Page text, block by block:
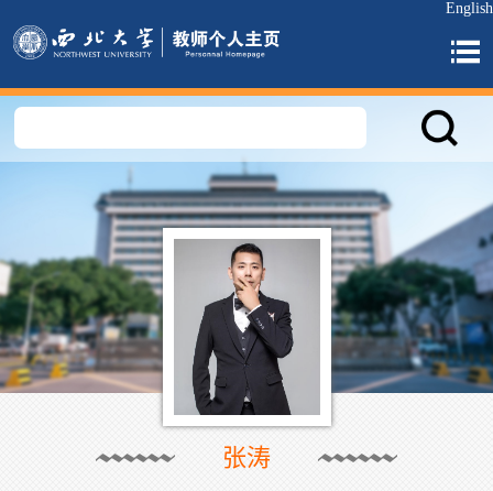
English
张涛